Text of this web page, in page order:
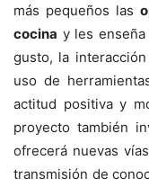
más pequeños las
cocina y les
gusto, la
uso de
actitud positiva y
proyecto también
ofrecerá nuevas
transmisión de